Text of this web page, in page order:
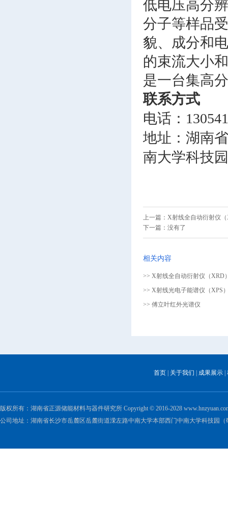
低电压高分
分子等样品
貌、成分和
的束流大小
是一台集高
联系方式
电话：
地址： 湖南
南大学科技
上一篇： X射线全自动衍射仪
下一篇： 没有了
相关内容
>> X射线全自动衍射仪（XRD
>> X射线光电子能谱仪（XPS
>> 傅立叶红外光谱仪
首页 关于我们 成果展示
版权所有：湖南省正源储能材料与器件研究所 Copyright © 2016-2028
公司地址：湖南省长沙市岳麓区岳麓街道溁左路中南大学本部西门中南大学科技园